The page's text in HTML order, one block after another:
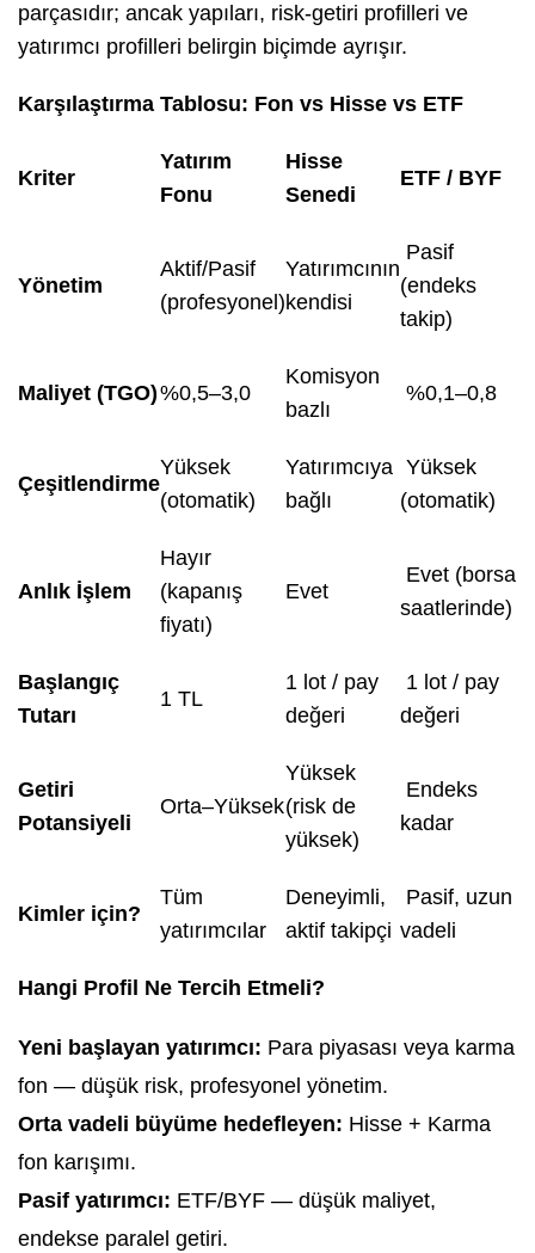
parçasıdır; ancak yapıları, risk-getiri profilleri ve
yatırımcı profilleri belirgin biçimde ayrışır.
Karşılaştırma Tablosu: Fon vs Hisse vs ETF
Kriter
Yatırım
Fonu
Hisse
Senedi
ETF / BYF
Yönetim
Aktif/Pasif
(profesyonel)
Yatırımcının
kendisi
Pasif
(endeks
takip)
Maliyet (TGO)%0,5–3,0
Komisyon
bazlı
%0,1–0,8
Çeşitlendirme
Yüksek
(otomatik)
Yatırımcıya
bağlı
Yüksek
(otomatik)
Anlık İşlem
Hayır
(kapanış
fiyatı)
Evet
Evet (borsa
saatlerinde)
Başlangıç
Tutarı
1 TL
1 lot / pay
değeri
1 lot / pay
değeri
Getiri
Potansiyeli
Orta–Yüksek
Yüksek
(risk de
yüksek)
Endeks
kadar
Kimler için?
Tüm
yatırımcılar
Deneyimli,
aktif takipçi
Pasif, uzun
vadeli
Hangi Profil Ne Tercih Etmeli?
Yeni başlayan yatırımcı: Para piyasası veya karma
fon — düşük risk, profesyonel yönetim.
Orta vadeli büyüme hedefleyen: Hisse + Karma
fon karışımı.
Pasif yatırımcı: ETF/BYF — düşük maliyet,
endekse paralel getiri.